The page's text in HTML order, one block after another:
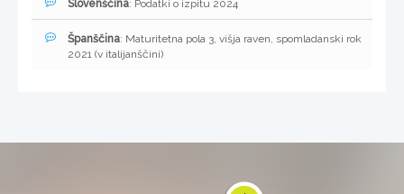
Slovenščina: Podatki o izpitu 2024
Španščina: Maturitetna pola 3, višja raven, spomladanski rok
2021 (v italijanščini)